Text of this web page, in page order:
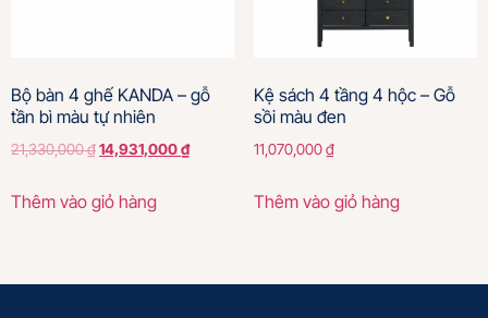
Bộ bàn 4 ghế KANDA – gỗ
tần bì màu tự nhiên
21,330,000₫14,931,000₫
Thêm vào giỏ hàng
Kệ sách 4 tầng 4 hộc – Gỗ
sồi màu đen
11,070,000₫
Thêm vào giỏ hàng